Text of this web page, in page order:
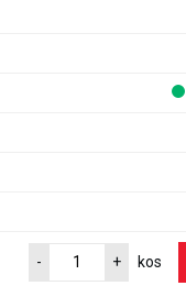
- + kos